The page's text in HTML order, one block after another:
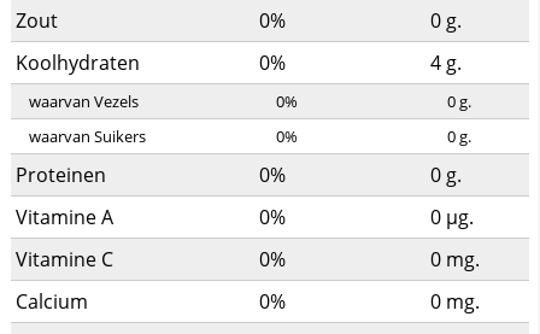
Zout
0% 0 g.
Koolhydraten
0% 4 g.
waarvan Vezels 0% 0g.
waarvan Suikers
0% 0g.
Proteinen 0% 0 g.
Vitamine A
0% 0 µg.
Vitamine C
0% 0 mg.
Calcium
0% 0 mg.